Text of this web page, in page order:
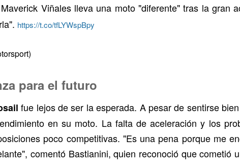
Viñales lleva una moto "diferente" tras la gran
https://t.co/tfLYWspBpy
para el futuro
fue lejos de ser la esperada. A pesar de sentirse
en su moto. La falta de aceleración y los
poco competitivas. "Es una pena porque me
comentó Bastianini, quien reconoció que cometió